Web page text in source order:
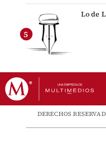
Lo de
DERECHOS